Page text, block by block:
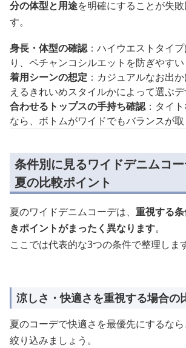
分の体型と用途を明確にすることが失
す。
身長・体型の確認：ハイウエストタイ
り、ペチャンコシルエットを防ぎやすい
着用シーンの想定 ：カジュアルなお出
えるきれいめスタイルかによって選ぶ
合わせるトップスの手持ち確認：タイ
なら、ボトムがワイドでもバランスが
条件別に見るワイドデニムコ
夏の比較ポイント
夏のワイドデニムコーデは、 重視する
きポイントがまったく異なります。
ここでは代表的な3つの条件で整理します
涼しさ・快適さを重視する場合の
夏のコーデで快適さを最優先にするな
絞り込みましょう。